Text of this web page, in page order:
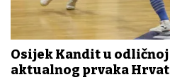
Osijek Kandit u
aktualnog prvaka